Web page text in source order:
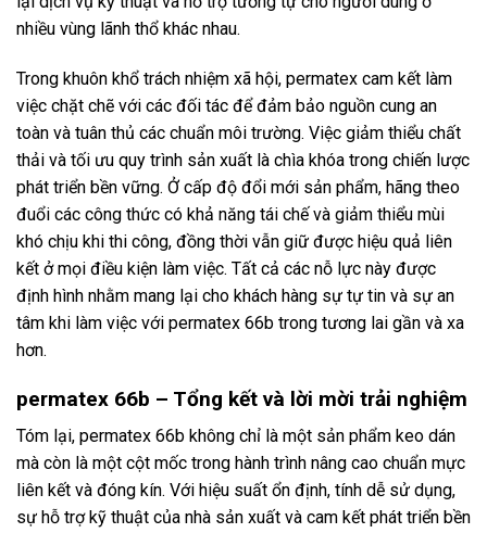
nhiều vùng lãnh thổ khác nhau.
Trong khuôn khổ trách nhiệm xã hội, permatex cam kết làm
việc chặt chẽ với các đối tác để đảm bảo nguồn cung an
toàn và tuân thủ các chuẩn môi trường. Việc giảm thiểu chất
thải và tối ưu quy trình sản xuất là chìa khóa trong chiến lược
phát triển bền vững. Ở cấp độ đổi mới sản phẩm, hãng theo
đuổi các công thức có khả năng tái chế và giảm thiểu mùi
khó chịu khi thi công, đồng thời vẫn giữ được hiệu quả liên
kết ở mọi điều kiện làm việc. Tất cả các nỗ lực này được
định hình nhằm mang lại cho khách hàng sự tự tin và sự an
tâm khi làm việc với permatex 66b trong tương lai gần và xa
hơn.
permatex 66b – Tổng kết và lời mời trải nghiệm
Tóm lại, permatex 66b không chỉ là một sản phẩm keo dán
mà còn là một cột mốc trong hành trình nâng cao chuẩn mực
liên kết và đóng kín. Với hiệu suất ổn định, tính dễ sử dụng,
sự hỗ trợ kỹ thuật của nhà sản xuất và cam kết phát triển bền